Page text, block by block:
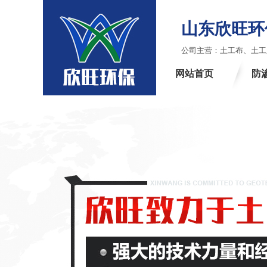
山东欣旺
公司主营：土工布、土
网站首页 防